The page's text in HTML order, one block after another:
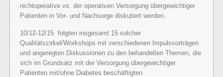
nichtoperative vs. der operativen Versorgung übergewichtiger
Patienten in Vor- und Nachsorge diskutiert werden.
10/12-12/15 folgten insgesamt 15 solcher
Qualitätszirkel/Workshops mit verschiedenen Impulsvorträgen
und angeregten Diskussionen zu den behandelten Themen, die
sich im Grundsatz mit der Versorgung übergewichtiger
Patienten mit/ohne Diabetes beschäftigten